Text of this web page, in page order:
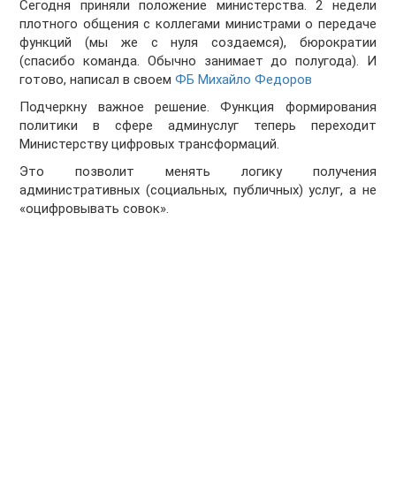
Сегодня приняли положение министерства. 2 недели
плотного общения с коллегами министрами о передаче
функций (мы же с нуля создаемся), бюрократии
(спасибо команда. Обычно занимает до полугода). И
готово, написал в своем ФБМихайло Федоров
Подчеркну важное решение. Функция формирования
политики в сфере админуслуг теперь переходит
Министерству цифровых трансформаций.
Это позволит менять логику получения
административных (социальных, публичных) услуг, а не
«оцифровывать совок».